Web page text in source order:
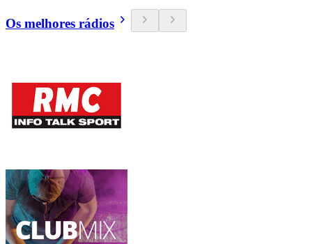
Os melhores rádios